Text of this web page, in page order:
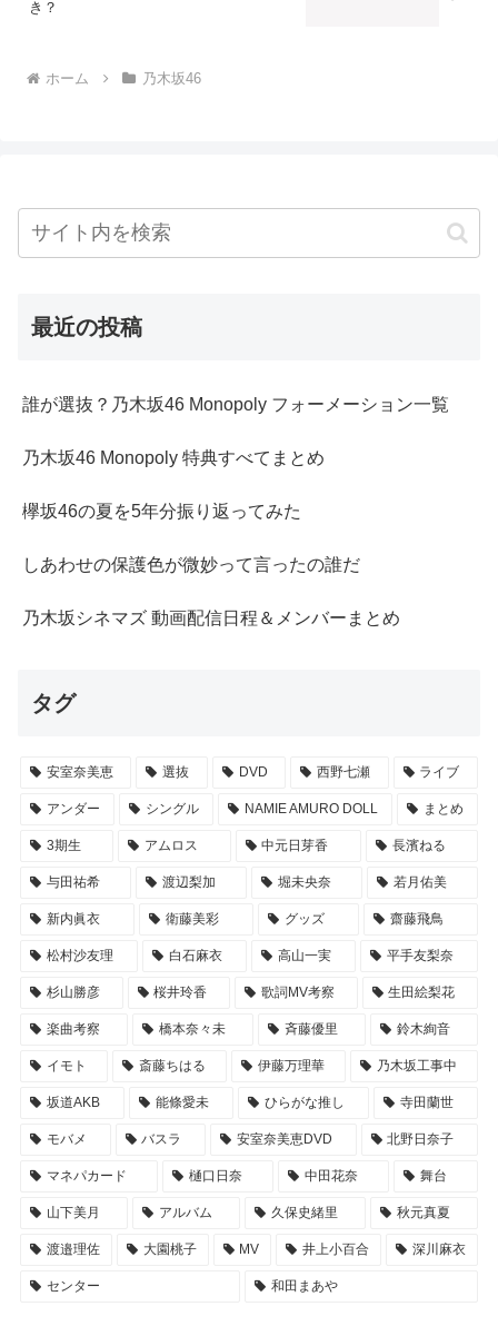
き？
ホーム 乃木坂46
最近の投稿
誰が選抜？乃木坂46 Monopoly フォーメーション一覧
乃木坂46 Monopoly 特典すべてまとめ
欅坂46の夏を5年分振り返ってみた
しあわせの保護色が微妙って言ったの誰だ
乃木坂シネマズ 動画配信日程＆メンバーまとめ
タグ
安室奈美恵 選抜 DVD 西野七瀬 ライブ
アンダー シングル NAMIE AMURO DOLL まとめ
3期生 アムロス 中元日芽香 長濱ねる
与田祐希 渡辺梨加 堀未央奈 若月佑美
新内眞衣 衛藤美彩 グッズ 齋藤飛鳥
松村沙友理 白石麻衣 高山一実 平手友梨奈
杉山勝彦 桜井玲香 歌詞MV考察 生田絵梨花
楽曲考察 橋本奈々未 斉藤優里 鈴木絢音
イモト 斎藤ちはる 伊藤万理華 乃木坂工事中
坂道AKB 能條愛未 ひらがな推し 寺田蘭世
モバメ バスラ 安室奈美恵DVD 北野日奈子
マネパカード 樋口日奈 中田花奈 舞台
山下美月 アルバム 久保史緒里 秋元真夏
渡邉理佐 大園桃子 MV 井上小百合 深川麻衣
センター 和田まあや